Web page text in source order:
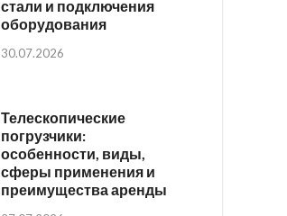
стали и подключения
оборудования
30.07.2026
Телескопические
погрузчики:
особенности, виды,
сферы применения и
преимущества аренды